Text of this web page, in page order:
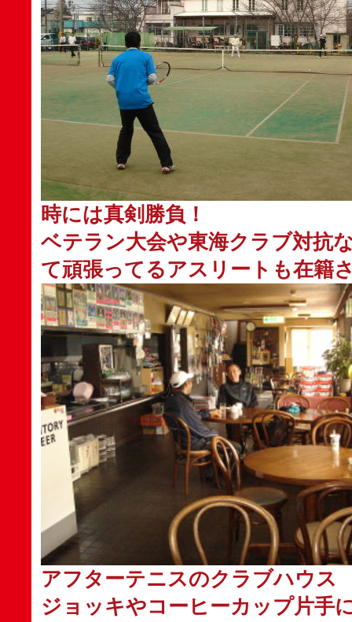
時には真剣勝負！
ベテラン大会や東海クラブ対抗
て頑張ってるアスリートも在籍
アフターテニスのクラブハウス
ジョッキやコーヒーカップ片手